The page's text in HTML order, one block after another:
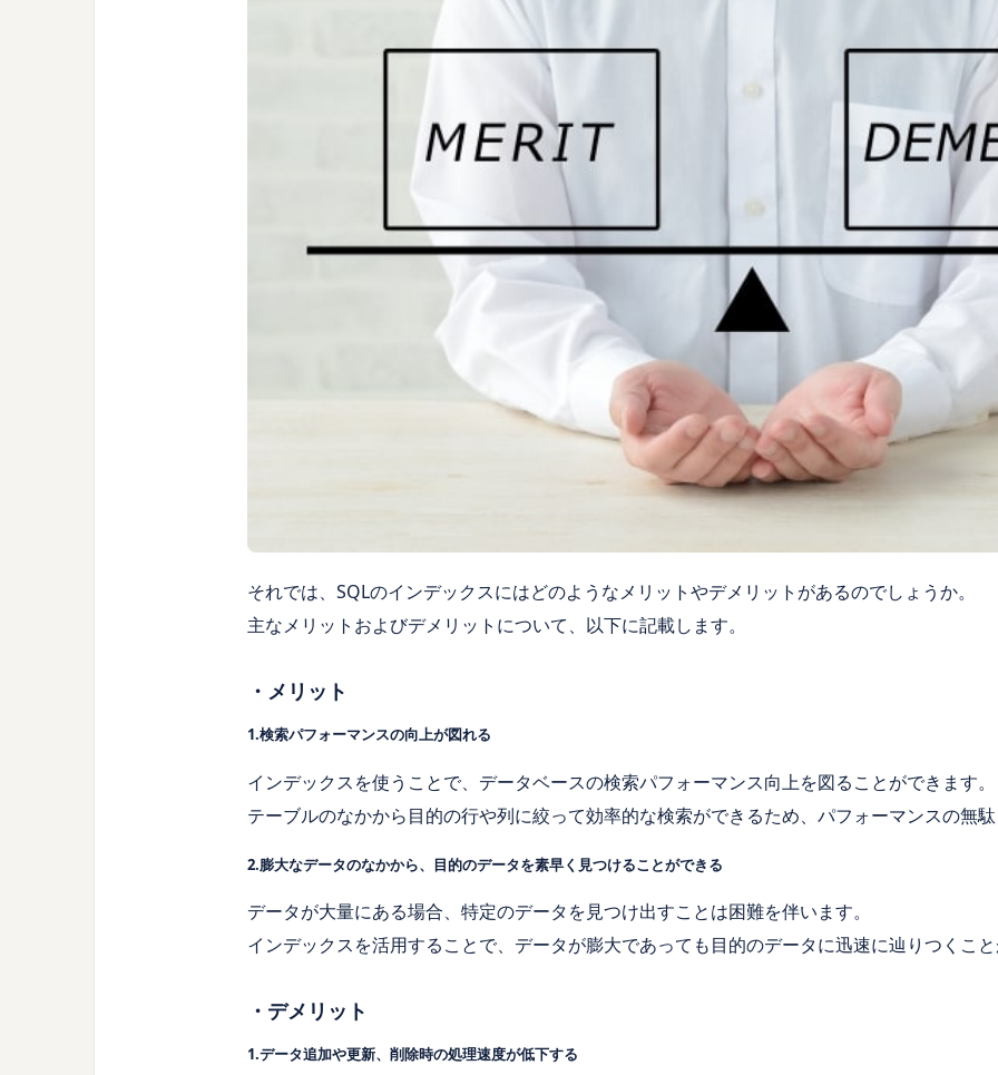
それでは、SQLのインデックスにはどのようなメリットやデメリットがあるのでしょうか。
主なメリットおよびデメリットについて、以下に記載します。
・メリット
1.検索パフォーマンスの向上が図れる
インデックスを使うことで、データベースの検索パフォーマンス向上を図ることができます。
テーブルのなかから目的の行や列に絞って効率的な検索ができるため、パフォーマンスの無
2.膨大なデータのなかから、目的のデータを素早く見つけることができる
データが大量にある場合、特定のデータを見つけ出すことは困難を伴います。
インデックスを活用することで、データが膨大であっても目的のデータに迅速に辿りつくこ
・デメリット
1.データ追加や更新、削除時の処理速度が低下する